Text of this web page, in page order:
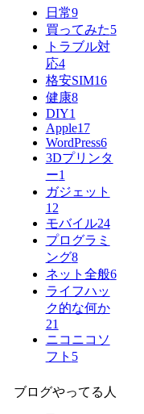
日常9
買ってみた5
トラブル対
応4
格安SIM16
健康8
DIY1
Apple17
WordPress6
3Dプリンタ
ー1
ガジェット
12
モバイル24
プログラミ
ング8
ネット全般6
ライフハッ
ク的な何か
21
ニコニコソ
フト 5
ブログやってる人